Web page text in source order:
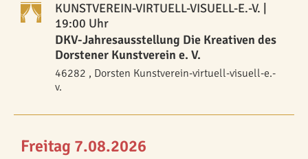
KUNSTVEREIN-VIRTUELL-VISUELL-E.-V.
19:00 Uhr
DKV-Jahresausstellung Die Kreativen des
Dorstener Kunstverein e. V.
46282 , Dorsten Kunstverein-virtuell-visuell-e.-
v.
Freitag 7.08.2026